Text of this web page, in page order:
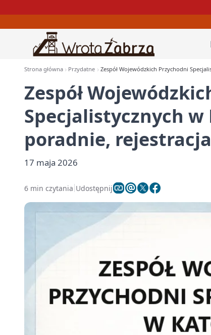
Strona główna Przydatne Zespół Wojewódzkich Przychodni
Zespół
Specjalistycznych
poradnie, rejestracja
17 maja 2026
6 min czytania Udostępnij